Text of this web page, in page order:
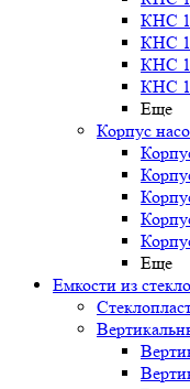
КНС
КНС
КНС
КНС
Еще
Корпус
Еще
Емкости из